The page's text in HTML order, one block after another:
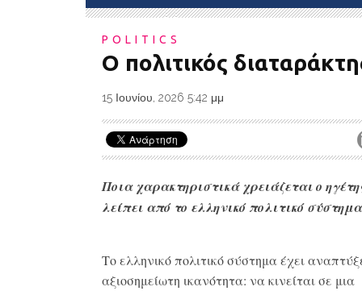
POLITICS
Ο πολιτικός
15 Ιουνίου, 2026 5:42 μμ
Ποια χαρακτηριστικά χρειάζεται ο
λείπει από το ελληνικό πολιτικό σύστημα
Το ελληνικό πολιτικό σύστημα έχει
αξιοσημείωτη ικανότητα: να κινείται σε μια